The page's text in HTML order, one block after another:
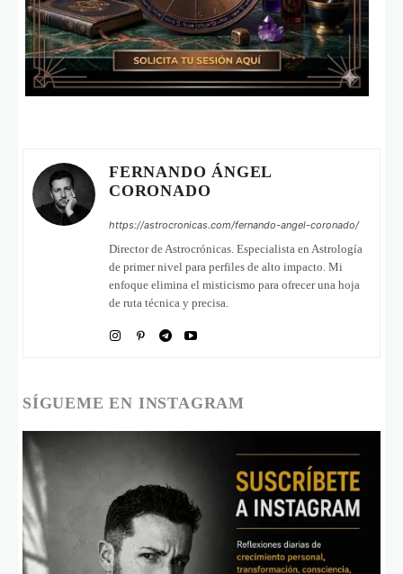
FERNANDO ÁNGEL
CORONADO
https://astrocronicas.com/fernando-angel-coronado/
Director de Astrocrónicas. Especialista en Astrología
de primer nivel para perfiles de alto impacto. Mi
enfoque elimina el misticismo para ofrecer una hoja
de ruta técnica y precisa.
SÍGUEME EN INSTAGRAM